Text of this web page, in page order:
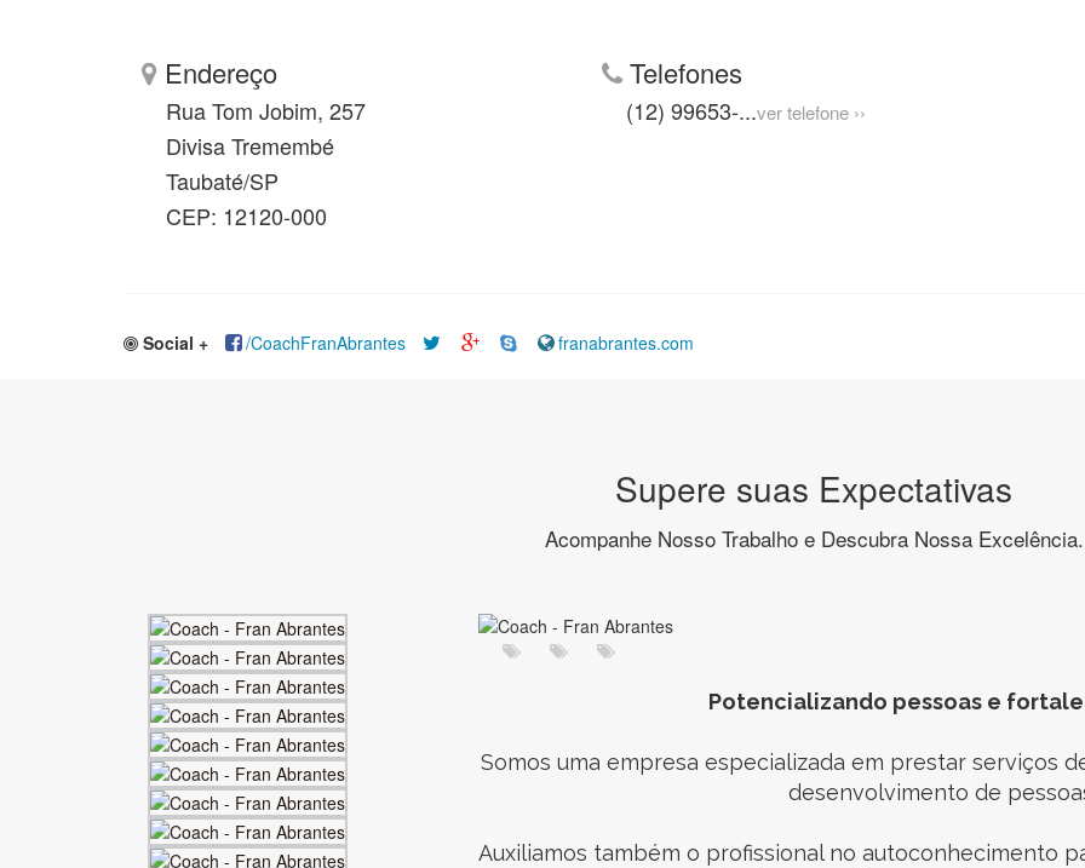
Endereço
Rua Tom Jobim, 257
Divisa Tremembé
Taubaté/SP
CEP: 12120-000
Telefones
(12) 99653-...ver telefone ››
Social + /CoachFranAbrantes franabrantes.com
Supere suas Expectativas
Acompanhe Nosso Trabalho e Descubra Nossa Excelência.
Potencializando pessoas e
Somos uma empresa especializada em prestar serviços
desenvolvimento de
Auxiliamos também o profissional no autoconhecimento